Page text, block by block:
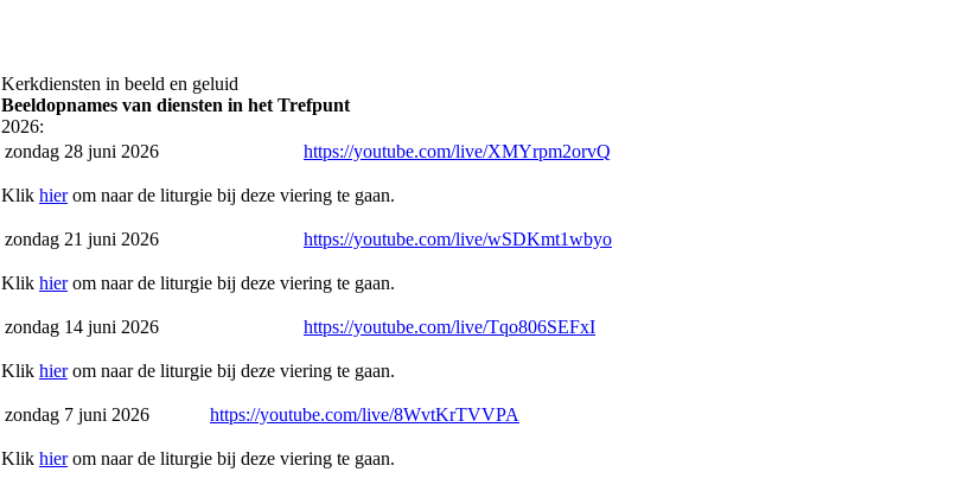
Kerkdiensten in beeld en geluid
Beeldopnames van diensten in het Trefpunt
2026:
zondag 28 juni 2026
https://youtube.com/live/XMYrpm2orvQ
Klik hierom naar de liturgie bij deze viering te gaan.
zondag 21 juni 2026 https://youtube.com/live/wSDKmt1wbyo
Klik hierom naar de liturgie bij deze viering te gaan.
zondag 14 juni 2026 https://youtube.com/live/Tqo806SEFxI
Klik hierom naar de liturgie bij deze viering te gaan.
zondag 7 juni 2026 https://youtube.com/live/8WvtKrTVVPA
Klik hierom naar de liturgie bij deze viering te gaan.